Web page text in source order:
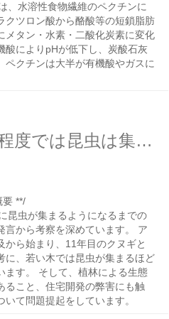
、水溶性食物繊維のペクチンに
クツロン酸から酪酸等の短鎖脂肪
メタン・水素・二酸化炭素に変化
酸によりpHが低下し、炭酸石灰
クチンは大半が有機酸やガスに
クヌギは樹齢10年程度では昆虫は集まらないらしい
要 **/
昆虫が集まるようになるまでの
言から考察を深めています。 ア
から始まり、11年目のクヌギと
に、若い木では昆虫が集まるほど
ます。 そして、植林による生態
ること、住宅開発の弊害にも触
て問題提起をしています。